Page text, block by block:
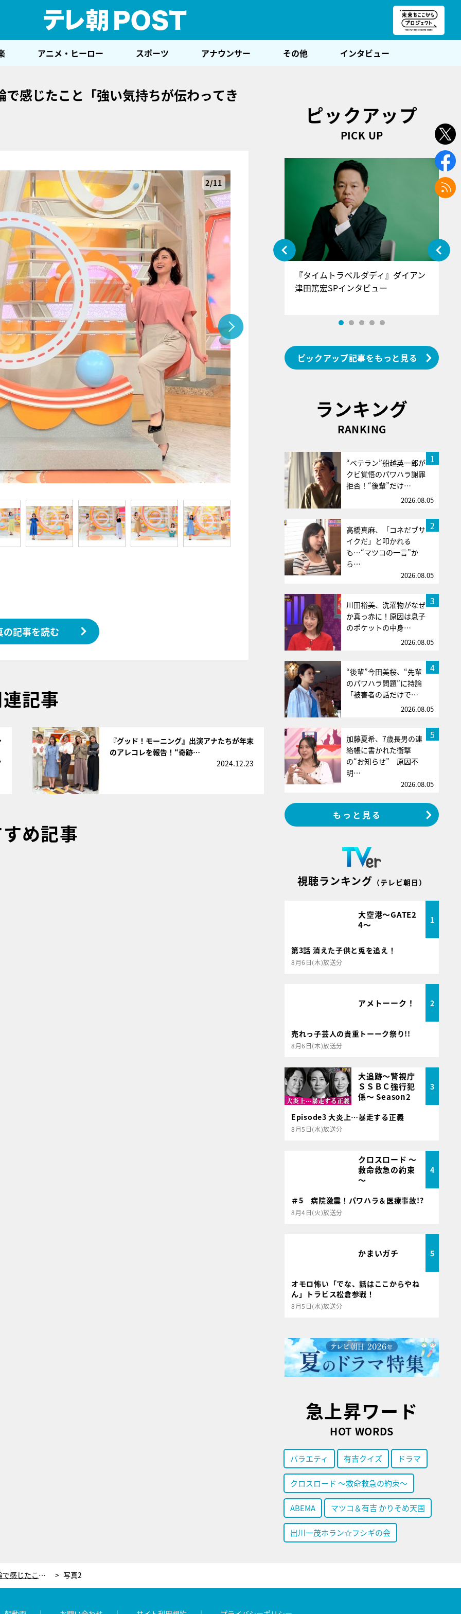
アニメ・ヒーロー スポーツ アナウンサー その他 インタビュー
感じたこと「強い気持ちが伝わってき
2/11
の記事を読む
記事
『グッド！モーニング』出演アナたちが年末
のアレコレを報告！“奇跡…
2024.12.23
め記事
ピックアップ
PICK UP
『アイ＝ラブ！げーみんぐ』＝LOV
E齋藤樹愛羅＆佐々木舞香SPインタ
ビュー
『タイムトラベルダディ』ダイアン
津田篤宏SPインタビュー
ピックアップ記事をもっと見る
ランキング
RANKING
1
“ベテラン”船越英一郎が
クビ覚悟のパワハラ謝罪
拒否！“後輩”だけ…
2026.08.05
2
高橋真麻、「コネだブサ
イクだ」と叩かれる
も…“マツコの一言”か
ら…
2026.08.05
3
川田裕美、洗濯物がなぜ
か真っ赤に！原因は息子
のポケットの中身…
2026.08.05
4
“後輩”今田美桜、“先輩
のパワハラ問題”に持論
「被害者の話だけで…
2026.08.05
5
加藤夏希、7歳長男の連
絡帳に書かれた衝撃
の“お知らせ” 原因不
明…
2026.08.05
もっと見る
視聴ランキング （テレビ朝日）
大空港～GATE2
4～
1
第3話 消えた子供と兎を追え！
8月6日(木)放送分
アメトーーク！ 2
売れっ子芸人の貴重トーーク祭り!!
8月6日(木)放送分
大追跡～警視庁
ＳＳＢＣ強行犯
係～ Season2
3
Episode3 大炎上…暴走する正義
8月5日(水)放送分
クロスロード ～
救命救急の約束
～
4
＃5 病院激震！パワハラ＆医療事故!?
8月4日(火)放送分
かまいガチ 5
オモロ怖い「でな、話はここからやね
ん」トラビス松倉参戦！
8月5日(水)放送分
急上昇ワード
HOT WORDS
バラエティ 有吉クイズ ドラマ
クロスロード ～救命救急の約束～
ABEMA マツコ＆有吉 かりそめ天国
出川一茂ホラン☆フシギの会
新井恵理那、はじめての東京五輪で感じたこと「強い気持ちが伝わってきて…」 写真2